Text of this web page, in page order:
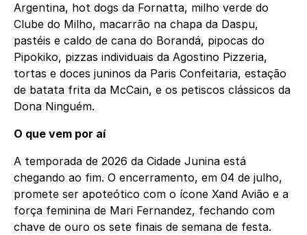
Argentina, hot dogs da Fornatta, milho verde do
Clube do Milho, macarrão na chapa da Daspu,
pastéis e caldo de cana do Borandá, pipocas do
Pipokiko, pizzas individuais da Agostino Pizzeria,
tortas e doces juninos da Paris Confeitaria, estação
de batata frita da McCain, e os petiscos clássicos da
Dona Ninguém.
O que vem por aí
A temporada de 2026 da Cidade Junina está
chegando ao fim. O encerramento, em 04 de julho,
promete ser apoteótico com o ícone Xand Avião e a
força feminina de Mari Fernandez, fechando com
chave de ouro os sete finais de semana de festa.